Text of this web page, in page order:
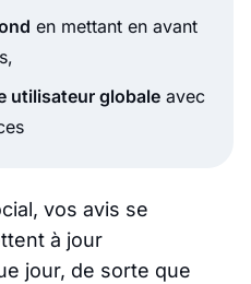
en mettant en avant
utilisateur globale avec
vos avis se
à jour
jour, de sorte que